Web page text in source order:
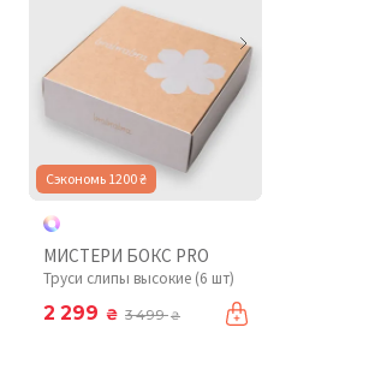
Сэкономь 1200 ₴
МИСТЕРИ БОКС PRO
Труси слипы высокие (6 шт)
2 299 ₴ 3 499₴